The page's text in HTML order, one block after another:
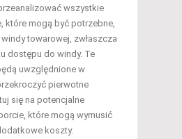
wszystkie
które mogą być potrzebne,
towarowej, zwłaszcza
dostępu do windy. Te
uwzględnione w
pierwotne
się na potencjalne
które mogą wymusić
koszty.